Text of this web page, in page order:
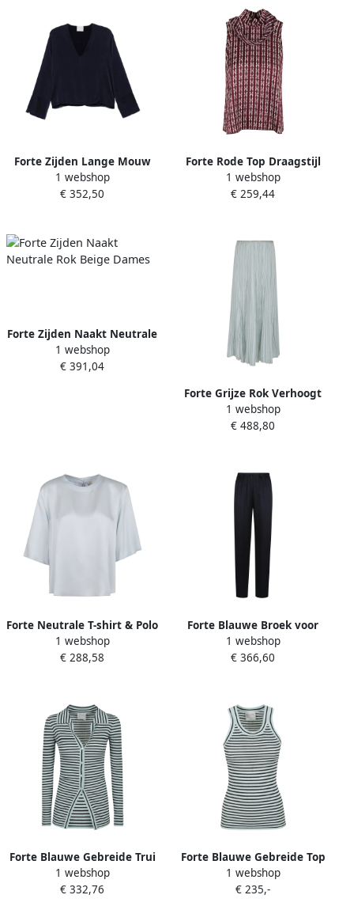
Forte Zijden Lange Mouw
Top Blue Dames
1 webshop
€ 352,50
Forte Rode Top Draagstijl
Silhouet Red Dames
1 webshop
€ 259,44
Forte Zijden Naakt Neutrale
Rok Beige Dames
1 webshop
€ 391,04
Forte Grijze Rok Verhoogt
Chic Flatterende Pasvorm
Blue Dames
1 webshop
€ 488,80
Forte Neutrale T-shirt & Polo
Top White Dames
1 webshop
€ 288,58
Forte Blauwe Broek voor
Chique Uitjes Blue Dames
1 webshop
€ 366,60
Forte Blauwe Gebreide Trui
Elegant Comfort Stijl Blue
Dames
1 webshop
€ 332,76
Forte Blauwe Gebreide Top
voor Vrouwen Blue Dames
1 webshop
€ 235,-